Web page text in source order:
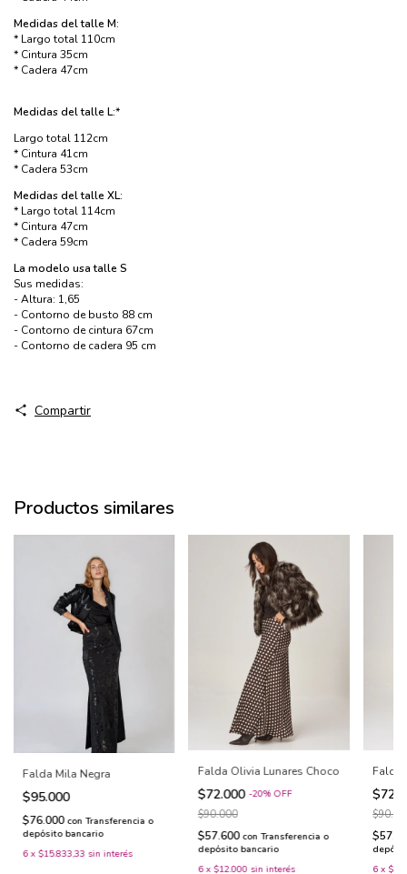
Medidas del talle M:
* Largo total 110cm
* Cintura 35cm
* Cadera 47cm
Medidas del talle L:*
Largo total 112cm
* Cintura 41cm
* Cadera 53cm
Medidas del talle XL:
* Largo total 114cm
* Cintura 47cm
* Cadera 59cm
​La modelo usa talle S
Sus medidas:
- Altura: 1,65
- Contorno de busto 88 cm
- Contorno de cintura 67cm
- Contorno de cadera 95 cm
Compartir
Productos similares
Falda Mila Negra
$95.000
$76.000 con Transferencia o
depósito bancario
6 x $15.833,33 sin interés
Falda Olivia Lunares Choco
$72.000 -20% OFF
$90.000
$57.600 con Transferencia o
depósito bancario
6 x $12.000 sin interés
Falda
6 x